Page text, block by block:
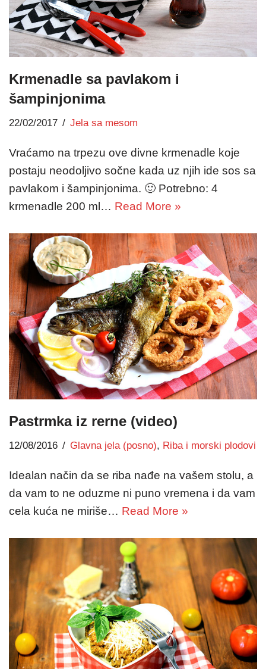
Krmenadle sa pavlakom i
šampinjonima
22/02/2017 Jela sa mesom
Vraćamo na trpezu ove divne krmenadle koje
postaju neodoljivo sočne kada uz njih ide sos sa
pavlakom i šampinjonima. 🙂 Potrebno: 4
krmenadle 200 ml… Read More »
Pastrmka iz rerne (video)
12/08/2016 Glavna jela (posno), Riba i morski plodovi
Idealan način da se riba nađe na vašem stolu, a
da vam to ne oduzme ni puno vremena i da vam
cela kuća ne miriše… Read More »